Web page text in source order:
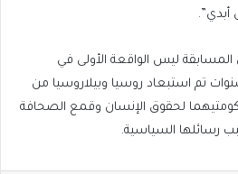
أبدي”.
المسابقة ليس الواقعة الأولى في
تم استبعاد روسيا وبيلاروسيا من
لحقوق الإنسان وقمع الصحافة
رسائلها السياسية.